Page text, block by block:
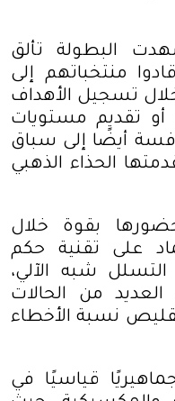
البطولة تألق
منتخباتهم إلى
تسجيل الأهداف
تقديم مستويات
أيضًا إلى سباق
الحذاء الذهبي
بقوة خلال
على تقنية حكم
التسلل شبه الآلي،
من الحالات
نسبة الأخطاء
قياسيًا في